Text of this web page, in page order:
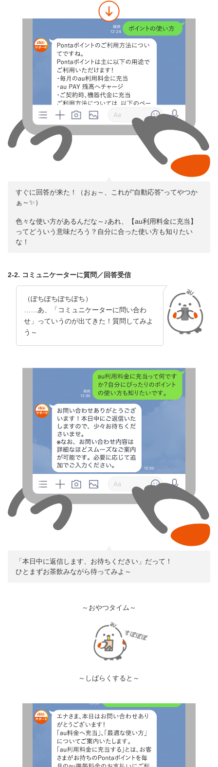
すぐに回答が来た！（おぉ～、これが"自動応答"ってやつか
ぁ～✨）
色々な使い方があるんだな～♪あれ、【au利用料金に充当】
ってどういう意味だろう？自分に合った使い方も知りたい
な！
2-2. コミュニケーターに質問／回答受信
（ぽちぽちぽちぽち）
……あ、「コミュニケーターに問い合わ
せ」っていうのが出てきた！質問してみよ
う～
「本日中に返信します、お待ちください」だって！
ひとまずお茶飲みながら待ってみよ～
～おやつタイム～
～しばらくすると～